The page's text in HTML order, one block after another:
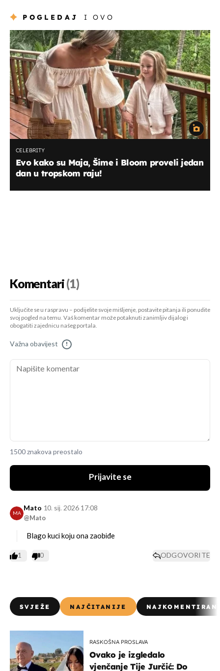
POGLEDAJ I OVO
CELEBRITY
Evo kako su Maja, Šime i Bloom proveli jedan
dan u tropskom raju!
Komentari(1)
Uključite se u raspravu – podijelite svoje mišljenje, postavite pitanja ili ponudite
svoj pogled na temu. Vaš komentar može potaknuti zanimljiv dijalog i
obogatiti zajednicu našeg portala.
Važna obavijest !
1500 znakova preostalo
Prijavite se
MA
Mato
@Mato
10. sij. 2026 17:08
Blago kuci koju ona zaobiđe
1 0 ODGOVORITE
SVJEŽE NAJČITANIJE
RASKOŠNA PROSLAVA
Ovako je izgledalo
vjenčanje Tije Jurčić: Do